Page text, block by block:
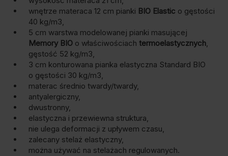
wnętrze materaca 12 cm pianki BIO Elastic o gęstości
40 kg/m3,
5 cm warstwa modelowanej pianki masującej
Memory BIO o właściwościach termoelastycznych,
gęstość 52 kg/m3,
3 cm konturowana pianka elastyczna Standard BIO
o gęstości 30 kg/m3,
materac średnio twardy/twardy,
antyalergiczny,
dwustronny,
elastyczna i przewiewna struktura,
nie ulega deformacji z upływem czasu,
zalecany stelaż elastyczny,
można używać na stelażach regulowanych.